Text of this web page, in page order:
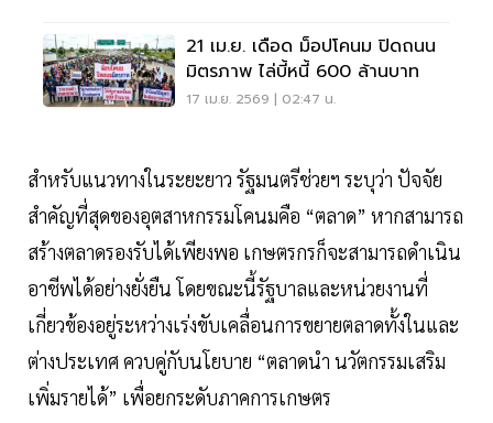
21 เม.ย. เดือด ม็อปโคนม ปิดถนน
มิตรภาพ ไล่บี้หนี้ 600 ล้านบาท
17 เม.ย. 2569 | 02:47 น.
สำหรับแนวทางในระยะยาว รัฐมนตรีช่วยฯ ระบุว่า ปัจจัย
สำคัญที่สุดของอุตสาหกรรมโคนมคือ “ตลาด” หากสามารถ
สร้างตลาดรองรับได้เพียงพอ เกษตรกรก็จะสามารถดำเนิน
อาชีพได้อย่างยั่งยืน โดยขณะนี้รัฐบาลและหน่วยงานที่
เกี่ยวข้องอยู่ระหว่างเร่งขับเคลื่อนการขยายตลาดทั้งในและ
ต่างประเทศ ควบคู่กับนโยบาย “ตลาดนำ นวัตกรรมเสริม
เพิ่มรายได้” เพื่อยกระดับภาคการเกษตร